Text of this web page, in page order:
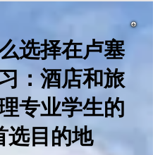
选择在卢塞
：酒店和旅
专业学生的
选目的地